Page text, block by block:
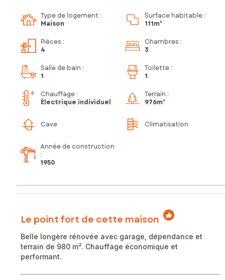
Type de logement :
Maison
Surface habitable :
111m²
Pièces :
4
Chambres :
3
Salle de bain :
1
Toilette :
1
Chauffage :
Électrique individuel
Terrain :
976m²
Cave Climatisation
Année de construction
:
1950
Le point fort de cette maison
Belle longère rénovée avec garage, dépendance et
terrain de 980 m². Chauffage économique et
performant.